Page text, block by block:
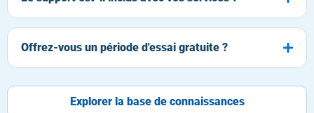
Offrez-vous un période d'essai gratuite ?
Explorer la base de connaissances